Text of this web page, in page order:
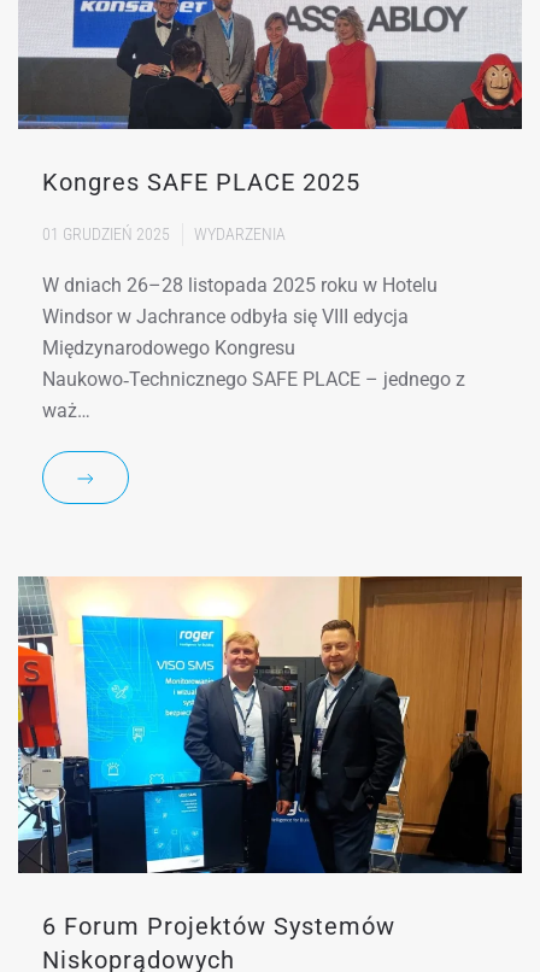
Kongres SAFE PLACE 2025
01 GRUDZIEŃ 2025 WYDARZENIA
W dniach 26–28 listopada 2025 roku w Hotelu
Windsor w Jachrance odbyła się VIII edycja
Międzynarodowego Kongresu
Naukowo‑Technicznego SAFE PLACE – jednego z
waż…
6 Forum Projektów Systemów
Niskoprądowych